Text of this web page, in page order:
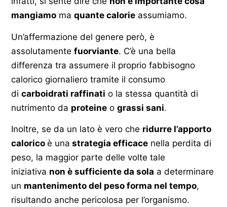
mangiamo ma quante calorie assumiamo.
Un’affermazione del genere però, è
assolutamente fuorviante. C’è una bella
differenza tra assumere il proprio fabbisogno
calorico giornaliero tramite il consumo
di carboidrati raffinati o la stessa quantità di
nutrimento da proteine o grassi sani.
Inoltre, se da un lato è vero che ridurre l’apporto
calorico è una strategia efficace nella perdita di
peso, la maggior parte delle volte tale
iniziativa non è sufficiente da sola a determinare
un mantenimento del peso forma nel tempo,
risultando anche pericolosa per l’organismo.